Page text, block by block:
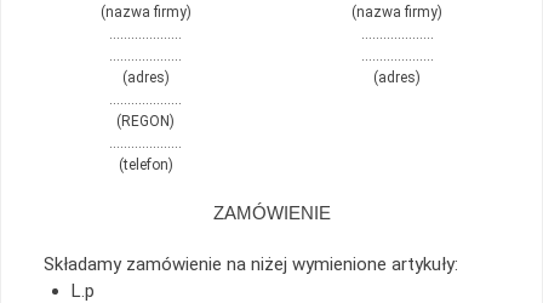
(nazwa firmy)
………………..
………………..
(adres)
………………..
(REGON)
………………..
(telefon)
(nazwa firmy)
………………..
………………..
(adres)
ZAMÓWIENIE
Składamy zamówienie na niżej wymienione artykuły:
L.p